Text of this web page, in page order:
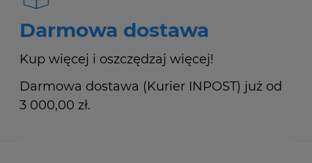
Darmowa dostawa
Kup więcej i oszczędzaj więcej!
Darmowa dostawa (Kurier INPOST) już od
3 000,00 zł.